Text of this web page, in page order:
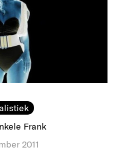
Frank
2011